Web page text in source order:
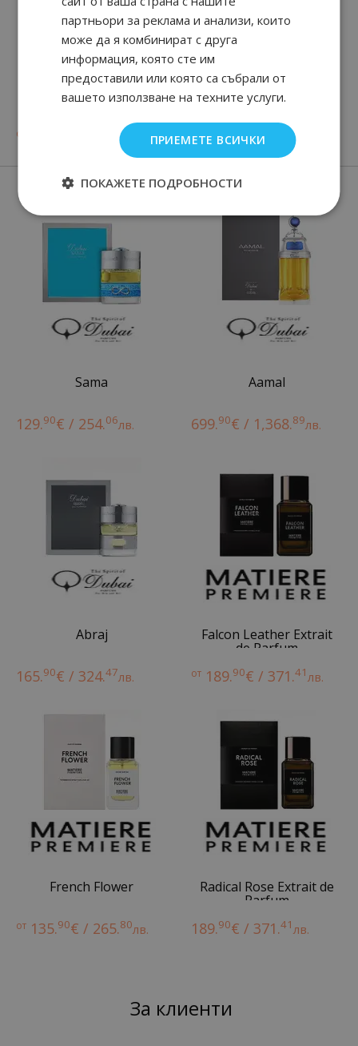
MAN IN BLACK
от 90
Man Terrae Essence
от 84. € / 165. 89
Нови парфюми
Sama
129.90€ / 254.06лв.
Aamal
699.90€ / 1,368.89лв.
Abraj
165.90€ / 324.47лв.
Falcon Leather Extrait
de Parfum
от 189.90€ / 371.41лв.
French Flower
от 135.90€ / 265.80лв.
Radical Rose Extrait de
Parfum
189.90€ / 371.41лв.
За клиенти
партньори за реклама и анализи, които
може да я комбинират с друга
информация, която сте им
предоставили или която са събрали от
вашето използване на техните услуги.
ПРИЕМЕТЕ ВСИЧКИ
ПОКАЖЕТЕ ПОДРОБНОСТИ